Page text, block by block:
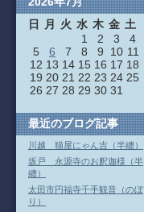
日
月 火 水 木 金 土
1
2 3
4
5
6 7 8 9 10 11
12 13 14 15 16 17 18
19 20 21 22 23 24 25
26 27 28 29 30 31
最近のブログ記事
川越 猫屋にゃん吉（半纏）
坂戸 永源寺のお釈迦様（半
纏）
太田市円福寺千手観音（のぼ
り）